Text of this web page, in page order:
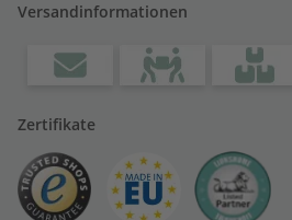
Versandinformationen
Zertifikate